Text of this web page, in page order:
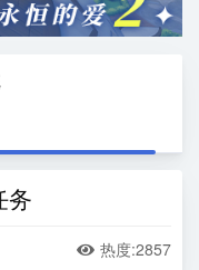
务
 热度:2857